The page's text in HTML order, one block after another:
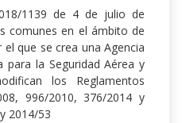
1139 de 4 de julio de
comunes en el ámbito de
que se crea una Agencia
para la Seguridad Aérea y
los Reglamentos
996/2010, 376/2014 y
2014/53